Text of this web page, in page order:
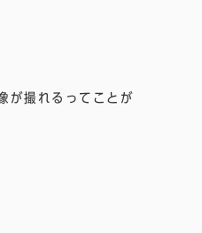
が撮れるってことが